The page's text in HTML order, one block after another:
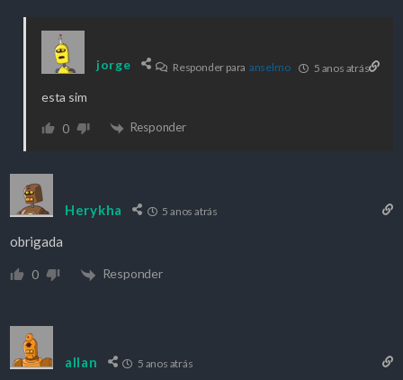
jorge Responder para anselmo 5 anos atrás
esta sim
0 Responder
Herykha 5 anos atrás
obrigada
0 Responder
allan 5 anos atrás